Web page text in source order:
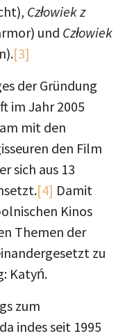
Człowiek z
und Człowiek
[3]
der Gründung
im Jahr 2005
mit den
den Film
sich aus 13
[4] Damit
Kinos
Themen der
zu
Katyń.
zum
indes seit 1995